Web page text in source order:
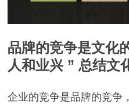
品牌的竞争是文化
人和业兴 ” 总结文
企业的竞争是品牌的竞争